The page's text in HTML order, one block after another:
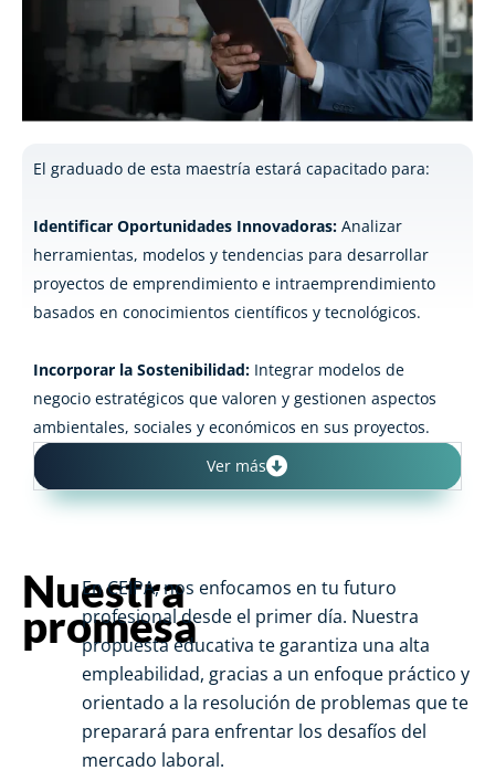
El graduado de esta maestría estará capacitado para:
Identificar Oportunidades Innovadoras: Analizar
herramientas, modelos y tendencias para desarrollar
proyectos de emprendimiento e intraemprendimiento
basados en conocimientos científicos y tecnológicos.
Incorporar la Sostenibilidad: Integrar modelos de
negocio estratégicos que valoren y gestionen aspectos
ambientales, sociales y económicos en sus proyectos.
Ver más
Nuestra
promesa
En CEIPA, nos enfocamos en tu futuro
profesional desde el primer día. Nuestra
propuesta educativa te garantiza una alta
empleabilidad, gracias a un enfoque práctico y
orientado a la resolución de problemas que te
preparará para enfrentar los desafíos del
mercado laboral.